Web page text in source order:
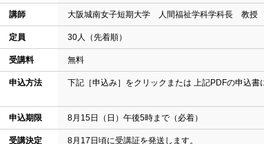
講師 大阪城南女子短期大学 人間福祉学科学科長 教
定員 30人（先着順）
受講料 無料
申込方法 下記［申込み］をクリックまたは 上記PDFの申込書
申込期限 8月15日（日）午後5時まで（必着）
受講決定 8月17日頃に受講証を発送します。